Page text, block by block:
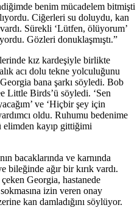
benim mücadelem bitmişti
Ciğerleri su doluydu, kan
Sürekli ‘Lütfen, ölüyorum’
Gözleri donuklaşmıştı.”
kız kardeşiyle birlikte
acı dolu tekne yolculuğunu
bana şarkı söyledi. Bob
Little Birds’ü söyledi. ‘Sen
ve ‘Hiçbir şey için
oldu. Ruhumu bedenime
elimden kayıp gittiğimi
bacaklarında ve karnında
bileğinde ağır bir kırık vardı.
çeken Georgia, hastanede
izin veren onay
kan damladığını söylüyor.